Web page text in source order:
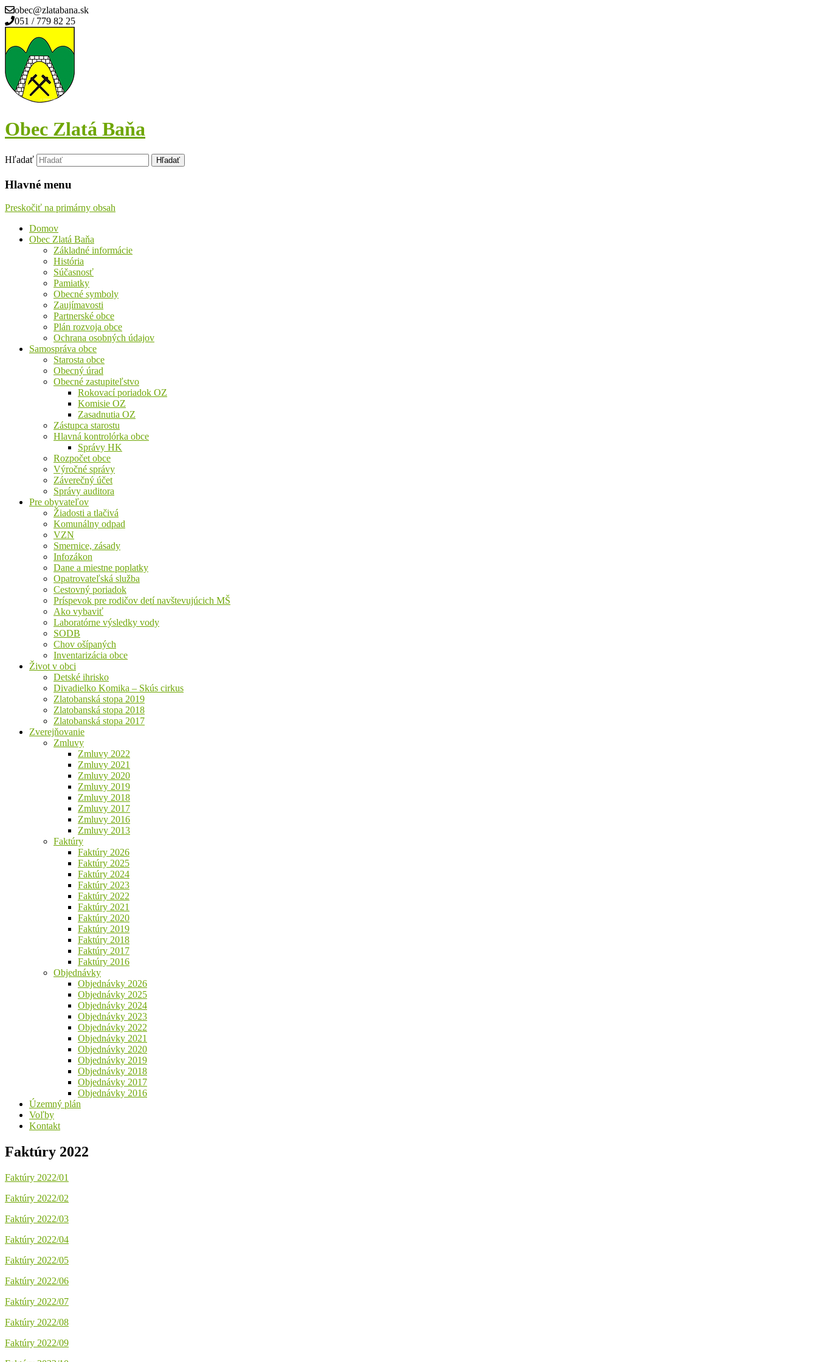
obec@zlatabana.sk
051 / 779 82 25
Obec Zlatá Baňa
Hľadať
Hlavné menu
Preskočiť na primárny obsah
Domov
Obec Zlatá Baňa
Základné informácie
História
Súčasnosť
Pamiatky
Obecné symboly
Zaujímavosti
Partnerské obce
Plán rozvoja obce
Ochrana osobných údajov
Samospráva obce
Starosta obce
Obecný úrad
Obecné zastupiteľstvo
Rokovací poriadok OZ
Komisie OZ
Zasadnutia OZ
Zástupca starostu
Hlavná kontrolórka obce
Správy HK
Rozpočet obce
Výročné správy
Záverečný účet
Správy auditora
Pre obyvateľov
Žiadosti a tlačivá
Komunálny odpad
VZN
Smernice, zásady
Infozákon
Dane a miestne poplatky
Opatrovateľská služba
Cestovný poriadok
Príspevok pre rodičov detí navštevujúcich MŠ
Ako vybaviť
Laboratórne výsledky vody
SODB
Chov ošípaných
Inventarizácia obce
Život v obci
Detské ihrisko
Divadielko Komika – Skús cirkus
Zlatobanská stopa 2019
Zlatobanská stopa 2018
Zlatobanská stopa 2017
Zverejňovanie
Zmluvy
Zmluvy 2022
Zmluvy 2021
Zmluvy 2020
Zmluvy 2019
Zmluvy 2018
Zmluvy 2017
Zmluvy 2016
Zmluvy 2013
Faktúry
Faktúry 2026
Faktúry 2025
Faktúry 2024
Faktúry 2023
Faktúry 2022
Faktúry 2021
Faktúry 2020
Faktúry 2019
Faktúry 2018
Faktúry 2017
Faktúry 2016
Objednávky
Objednávky 2026
Objednávky 2025
Objednávky 2024
Objednávky 2023
Objednávky 2022
Objednávky 2021
Objednávky 2020
Objednávky 2019
Objednávky 2018
Objednávky 2017
Objednávky 2016
Územný plán
Voľby
Kontakt
Faktúry 2022
Faktúry 2022/01
Faktúry 2022/02
Faktúry 2022/03
Faktúry 2022/04
Faktúry 2022/05
Faktúry 2022/06
Faktúry 2022/07
Faktúry 2022/08
Faktúry 2022/09